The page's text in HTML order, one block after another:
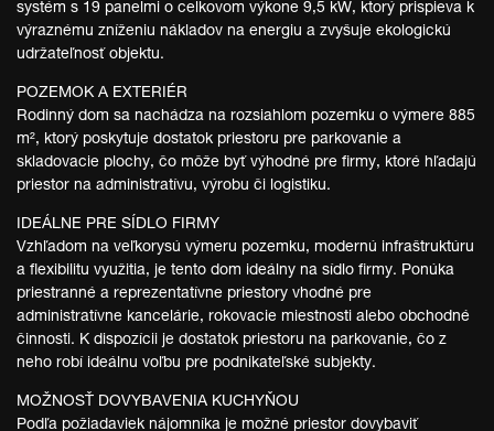
systém s 19 panelmi o celkovom výkone 9,5 kW, ktorý prispieva k
výraznému zníženiu nákladov na energiu a zvyšuje ekologickú
udržateľnosť objektu.
POZEMOK A EXTERIÉR
Rodinný dom sa nachádza na rozsiahlom pozemku o výmere 885
m², ktorý poskytuje dostatok priestoru pre parkovanie a
skladovacie plochy, čo môže byť výhodné pre firmy, ktoré hľadajú
priestor na administratívu, výrobu či logistiku.
IDEÁLNE PRE SÍDLO FIRMY
Vzhľadom na veľkorysú výmeru pozemku, modernú infraštruktúru
a flexibilitu využitia, je tento dom ideálny na sídlo firmy. Ponúka
priestranné a reprezentatívne priestory vhodné pre
administratívne kancelárie, rokovacie miestnosti alebo obchodné
činnosti. K dispozícii je dostatok priestoru na parkovanie, čo z
neho robí ideálnu voľbu pre podnikateľské subjekty.
MOŽNOSŤ DOVYBAVENIA KUCHYŇOU
Podľa požiadaviek nájomníka je možné priestor dovybaviť